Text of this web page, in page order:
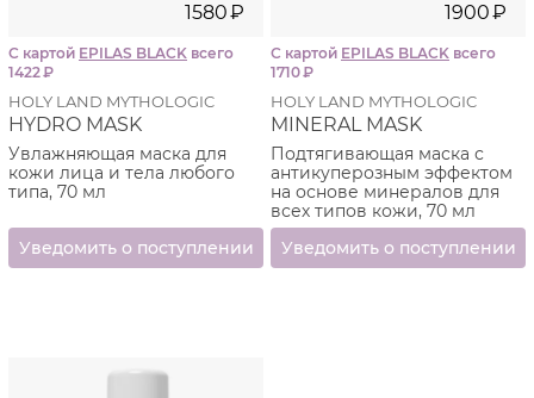
1580₽
С картой EPILAS BLACK всего
1422₽
HOLY LAND MYTHOLOGIC
HYDRO MASK
Увлажняющая маска для
кожи лица и тела любого
типа, 70 мл
1900₽
С картой EPILAS BLACK всего
1710₽
HOLY LAND MYTHOLOGIC
MINERAL MASK
Подтягивающая маска с
антикуперозным эффектом
на основе минералов для
всех типов кожи, 70 мл